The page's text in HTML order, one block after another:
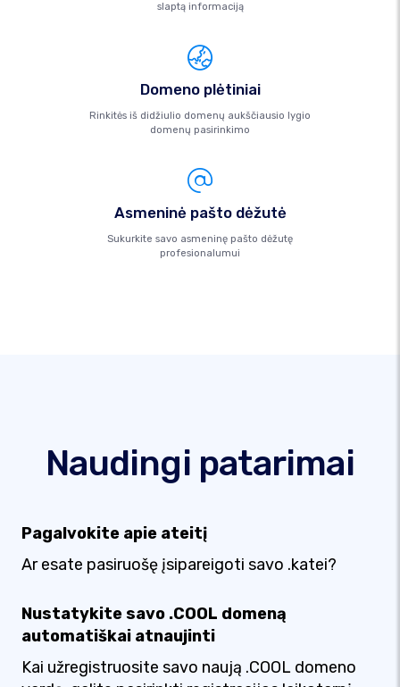
slaptą informaciją
Domeno plėtiniai
Rinkitės iš didžiulio domenų aukščiausio lygio
domenų pasirinkimo
Asmeninė pašto dėžutė
Sukurkite savo asmeninę pašto dėžutę
profesionalumui
Naudingi patarimai
Pagalvokite apie ateitį
Ar esate pasiruošę įsipareigoti savo .katei?
Nustatykite savo .COOL domeną
automatiškai atnaujinti
Kai užregistruosite savo naują .COOL domeno